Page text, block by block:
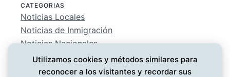
CATEGORIAS
Noticias Locales
Noticias de Inmigración
Noticias Nacionales
Deportes
Entretenimiento
Utilizamos cookies y métodos similares para
reconocer a los visitantes y recordar sus